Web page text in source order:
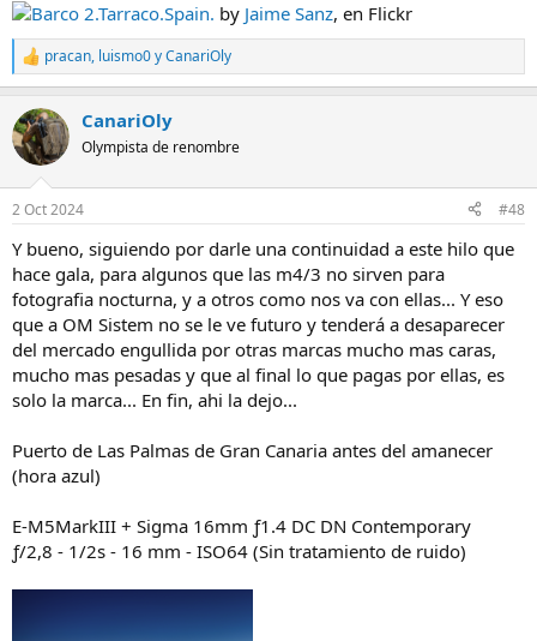
Barco 2.Tarraco.Spain. by Jaime Sanz, en Flickr
R
e
c
c
i
e
pracan, luismo0yCanariOly
CanariOly
Olympista de renombre
2 Oct 2024 #48
Y bueno, siguiendo por darle una continuidad a este hilo que
hace gala, para algunos que las m4/3 no sirven para
fotografia nocturna, y a otros como nos va con ellas... Y eso
que a OM Sistem no se le ve futuro y tenderá a desaparecer
del mercado engullida por otras marcas mucho mas caras,
mucho mas pesadas y que al final lo que pagas por ellas, es
solo la marca... En fin, ahi la dejo...
Puerto de Las Palmas de Gran Canaria antes del amanecer
(hora azul)
E-M5MarkIII + Sigma 16mm ƒ1.4 DC DN Contemporary
ƒ/2,8 - 1/2s - 16 mm - ISO64 (Sin tratamiento de ruido)